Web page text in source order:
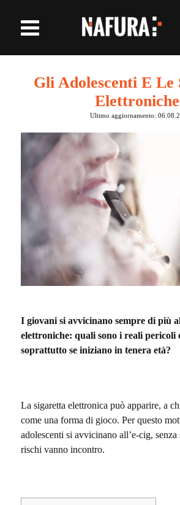
Gli Adolescenti E Le
Elettroniche
Ultimo aggiornamento:
I giovani si avvicinano sempre di più
elettroniche: quali sono i reali pericoli
soprattutto se iniziano in tenera età?
La sigaretta elettronica può apparire, a
come una forma di gioco. Per questo
adolescenti si avvicinano all’e-cig, senza
rischi vanno incontro.